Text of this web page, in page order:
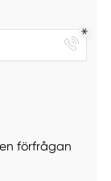
förfrågan